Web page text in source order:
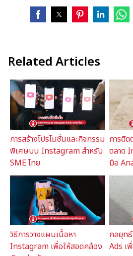
Related Articles
การสร้างโปรโมชั่นและกิจกรรม
พิเศษบน Instagram สำหรับ
SME ไทย
การติด
ตลาด
มือ
วิธีการวางแผนเนื้อหา
Instagram เพื่อให้สอดคล้อง
กลยุท
Ads เ